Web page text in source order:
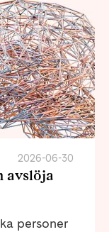
2026-06-30
avslöja
personer